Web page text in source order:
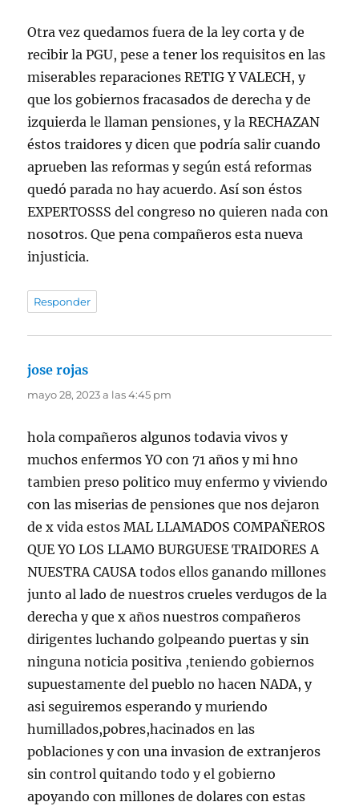
Otra vez quedamos fuera de la ley corta y de
recibir la PGU, pese a tener los requisitos en las
miserables reparaciones RETIG Y VALECH, y
que los gobiernos fracasados de derecha y de
izquierda le llaman pensiones, y la RECHAZAN
éstos traidores y dicen que podría salir cuando
aprueben las reformas y según está reformas
quedó parada no hay acuerdo. Así son éstos
EXPERTOSSS del congreso no quieren nada con
nosotros. Que pena compañeros esta nueva
injusticia.
Responder
jose rojas
mayo 28, 2023 a las 4:45 pm
hola compañeros algunos todavia vivos y
muchos enfermos YO con 71 años y mi hno
tambien preso politico muy enfermo y viviendo
con las miserias de pensiones que nos dejaron
de x vida estos MAL LLAMADOS COMPAÑEROS
QUE YO LOS LLAMO BURGUESE TRAIDORES A
NUESTRA CAUSA todos ellos ganando millones
junto al lado de nuestros crueles verdugos de la
derecha y que x años nuestros compañeros
dirigentes luchando golpeando puertas y sin
ninguna noticia positiva ,teniendo gobiernos
supuestamente del pueblo no hacen NADA, y
asi seguiremos esperando y muriendo
humillados,pobres,hacinados en las
poblaciones y con una invasion de extranjeros
sin control quitando todo y el gobierno
apoyando con millones de dolares con estas